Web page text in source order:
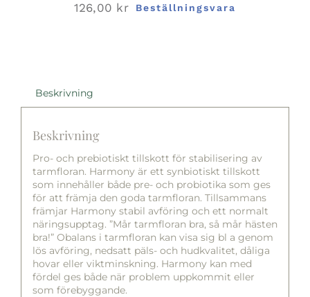
126,00 kr Beställningsvara
Beskrivning
Beskrivning
Pro- och prebiotiskt tillskott för stabilisering av
tarmfloran. Harmony är ett synbiotiskt tillskott
som innehåller både pre- och probiotika som ges
för att främja den goda tarmfloran. Tillsammans
främjar Harmony stabil avföring och ett normalt
näringsupptag. ”Mår tarmfloran bra, så mår hästen
bra!” Obalans i tarmfloran kan visa sig bl a genom
lös avföring, nedsatt päls- och hudkvalitet, dåliga
hovar eller viktminskning. Harmony kan med
fördel ges både när problem uppkommit eller
som förebyggande.